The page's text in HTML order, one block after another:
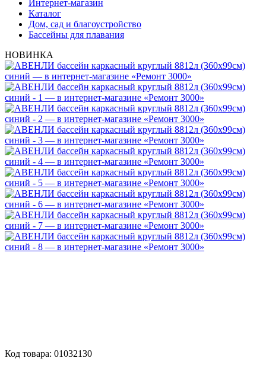
Интернет-магазин
Каталог
Дом, сад и благоустройство
Бассейны для плавания
НОВИНКА
Код товара: 01032130